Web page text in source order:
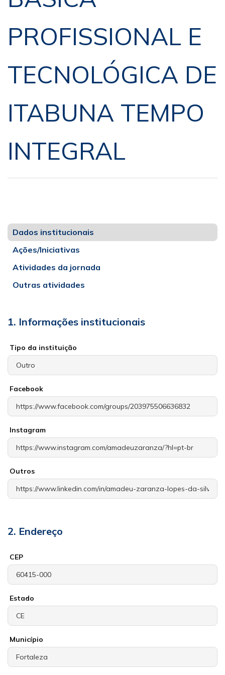
PROFISSIONAL E
TECNOLÓGICA DE
ITABUNA TEMPO
INTEGRAL
Dados institucionais
Ações/Iniciativas
Atividades da jornada
Outras atividades
1. Informações institucionais
Tipo da instituição
Facebook
Instagram
Outros
2. Endereço
CEP
Estado
Município